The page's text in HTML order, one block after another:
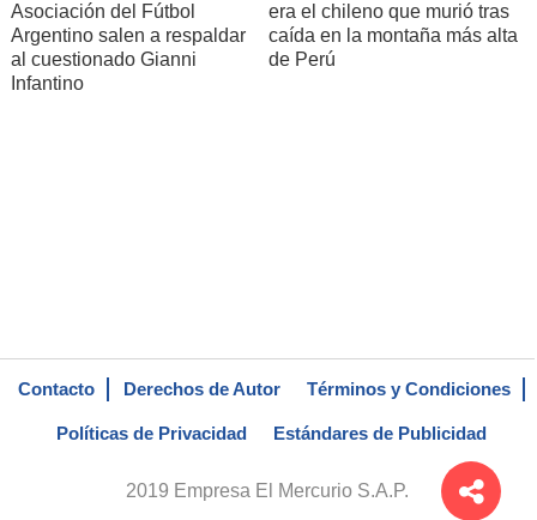
Asociación del Fútbol
Argentino salen a respaldar
al cuestionado Gianni
Infantino
era el chileno que murió tras
caída en la montaña más alta
de Perú
Contacto Derechos de Autor Términos y Condiciones
Políticas de Privacidad Estándares de Publicidad
2019 Empresa El Mercurio S.A.P.